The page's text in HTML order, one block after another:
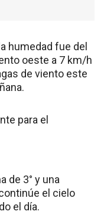
humedad fue del
oeste a 7 km/h
de viento este
para el
de 3° y una
el cielo
el día.